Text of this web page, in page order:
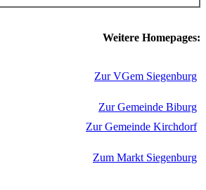
Weitere Homepages:
Zur VGem Siegenburg
Zur Gemeinde Biburg
Zur Gemeinde Kirchdorf
Zum Markt Siegenburg